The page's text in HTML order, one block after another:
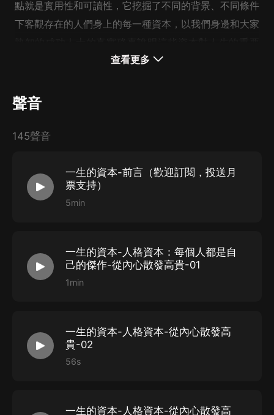
點就是實用性和可讀性，它挖掘了不同的背景、不同條件
下客觀存在的人們身上的每一種資本，以我們身邊和大家
性，以及運用這些資本走向成功的可能性和必然性。
奧里森・馬登（1848―1924），《成功》雜志在美國無
他被公認為美國成功學的奠基人和最偉大的成功勵志導
師。
馬登在7歲時成了孤兒，但他受到了同為孤兒的蘇格蘭作
舞人心的著作，包括《一生的資本》、《奮力向前》、
《正確思考的奇跡》、《偉大的個性》、《成功學原理》
工閱讀，在商人、教育人士、政府官員和神職人員中也深
受歡迎。馬登的一些著作被翻譯成二十幾種文字，在當時
就暢銷數百萬冊。
馬登的著作和他所倡導的成功原則改變了世界各地千百萬
貧苦人民的命運，使他們由一貧如洗變為百萬富翁，從無
名之輩變為社會名流。
個人成功學傳授給每一個想出人頭地的年輕人。
查看更多
聲音
145聲音
一生的資本-前言（歡迎訂閱，投送月
票支持）
5min
一生的資本-人格資本：每個人都是自
己的傑作-從內心散發高貴-01
1min
一生的資本-人格資本-從內心散發高
貴-02
56s
一生的資本-人格資本-從內心散發高